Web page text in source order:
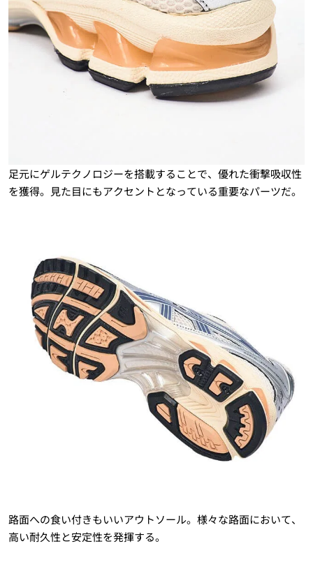
足元にゲルテクノロジーを搭載することで、優れた衝撃吸収性
を獲得。見た目にもアクセントとなっている重要なパーツだ。
路面への食い付きもいいアウトソール。様々な路面において、
高い耐久性と安定性を発揮する。